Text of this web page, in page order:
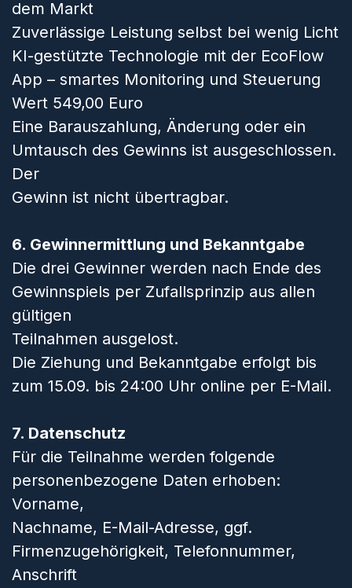
dem Markt
Zuverlässige Leistung selbst bei wenig Licht
KI-gestützte Technologie mit der EcoFlow
App – smartes Monitoring und Steuerung
Wert 549,00 Euro
Eine Barauszahlung, Änderung oder ein
Umtausch des Gewinns ist ausgeschlossen.
Der
Gewinn ist nicht übertragbar.
6. Gewinnermittlung und Bekanntgabe
Die drei Gewinner werden nach Ende des
Gewinnspiels per Zufallsprinzip aus allen
gültigen
Teilnahmen ausgelost.
Die Ziehung und Bekanntgabe erfolgt bis
zum 15.09. bis 24:00 Uhr online per E-Mail.
7. Datenschutz
Für die Teilnahme werden folgende
personenbezogene Daten erhoben:
Vorname,
Nachname, E-Mail-Adresse, ggf.
Firmenzugehörigkeit, Telefonnummer,
Anschrift